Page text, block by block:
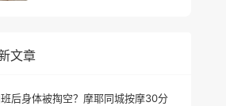
文章
后身体被掏空？摩耶同城按摩30分